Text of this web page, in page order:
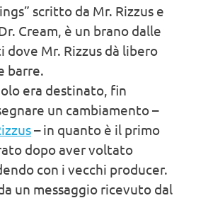
scritto da Mr. Rizzus e
Cream, è un brano dalle
Mr. Rizzus dà libero
barre.
era destinato, fin
un cambiamento –
– in quanto è il primo
dopo aver voltato
con i vecchi producer.
un messaggio ricevuto dal